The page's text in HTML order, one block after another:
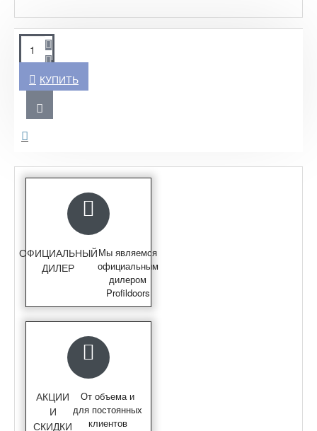
КУПИТЬ
ОФИЦИАЛЬНЫЙ
ДИЛЕР
Мы являемся
официальным
дилером
Profildoors
АКЦИИ
И
СКИДКИ
От объема и
для постоянных
клиентов